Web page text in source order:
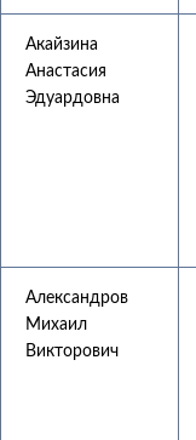
Акайзина
Анастасия
Эдуардовна
Александров
Михаил
Викторович